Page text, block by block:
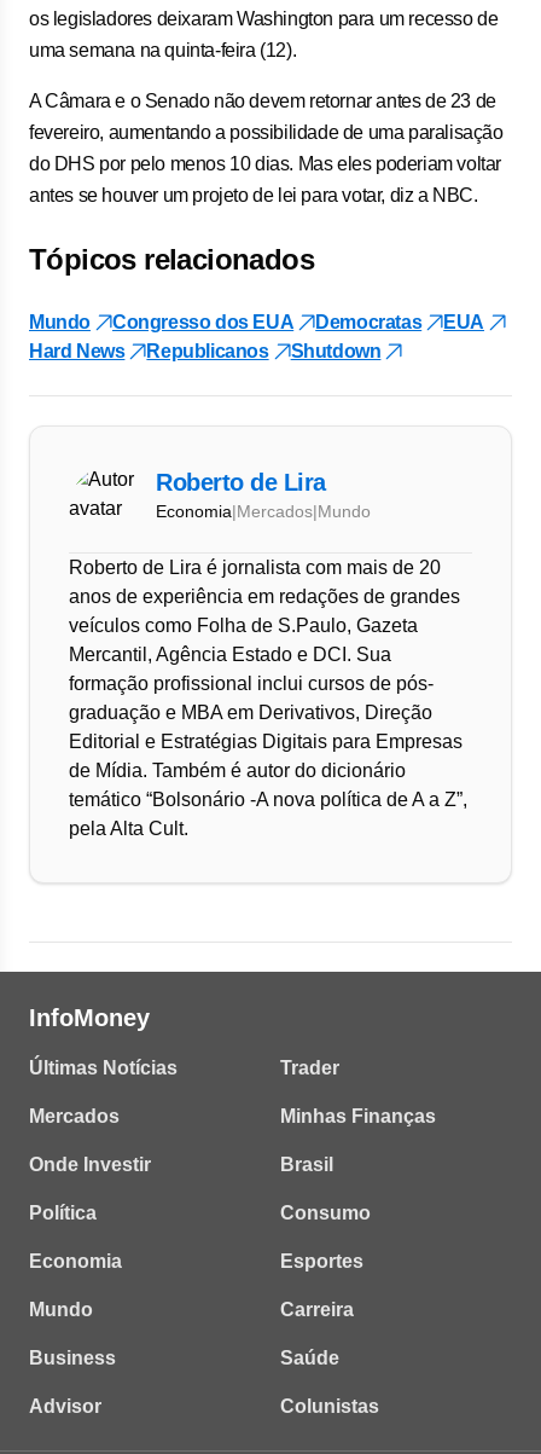
os legisladores deixaram Washington para um recesso de
uma semana na quinta-feira (12).
A Câmara e o Senado não devem retornar antes de 23 de
fevereiro, aumentando a possibilidade de uma paralisação
do DHS por pelo menos 10 dias. Mas eles poderiam voltar
antes se houver um projeto de lei para votar, diz a NBC.
Tópicos relacionados
Mundo Congresso dos EUA Democratas
EUA
Hard News
Republicanos Shutdown
Roberto de Lira
Economia|Mercados|Mundo
Roberto de Lira é jornalista com mais de 20
anos de experiência em redações de grandes
veículos como Folha de S.Paulo, Gazeta
Mercantil, Agência Estado e DCI. Sua
formação profissional inclui cursos de pós-
graduação e MBA em Derivativos, Direção
Editorial e Estratégias Digitais para Empresas
de Mídia. Também é autor do dicionário
temático “Bolsonário -A nova política de A a Z”,
pela Alta Cult.
InfoMoney
Últimas Notícias
Mercados
Onde Investir
Política
Economia
Mundo
Business
Advisor
Trader
Minhas Finanças
Brasil
Consumo
Esportes
Carreira
Saúde
Colunistas